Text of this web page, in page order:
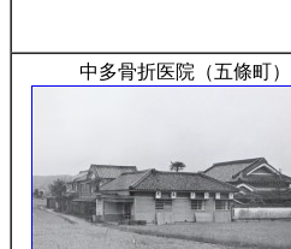
中多骨折医院（五條町）